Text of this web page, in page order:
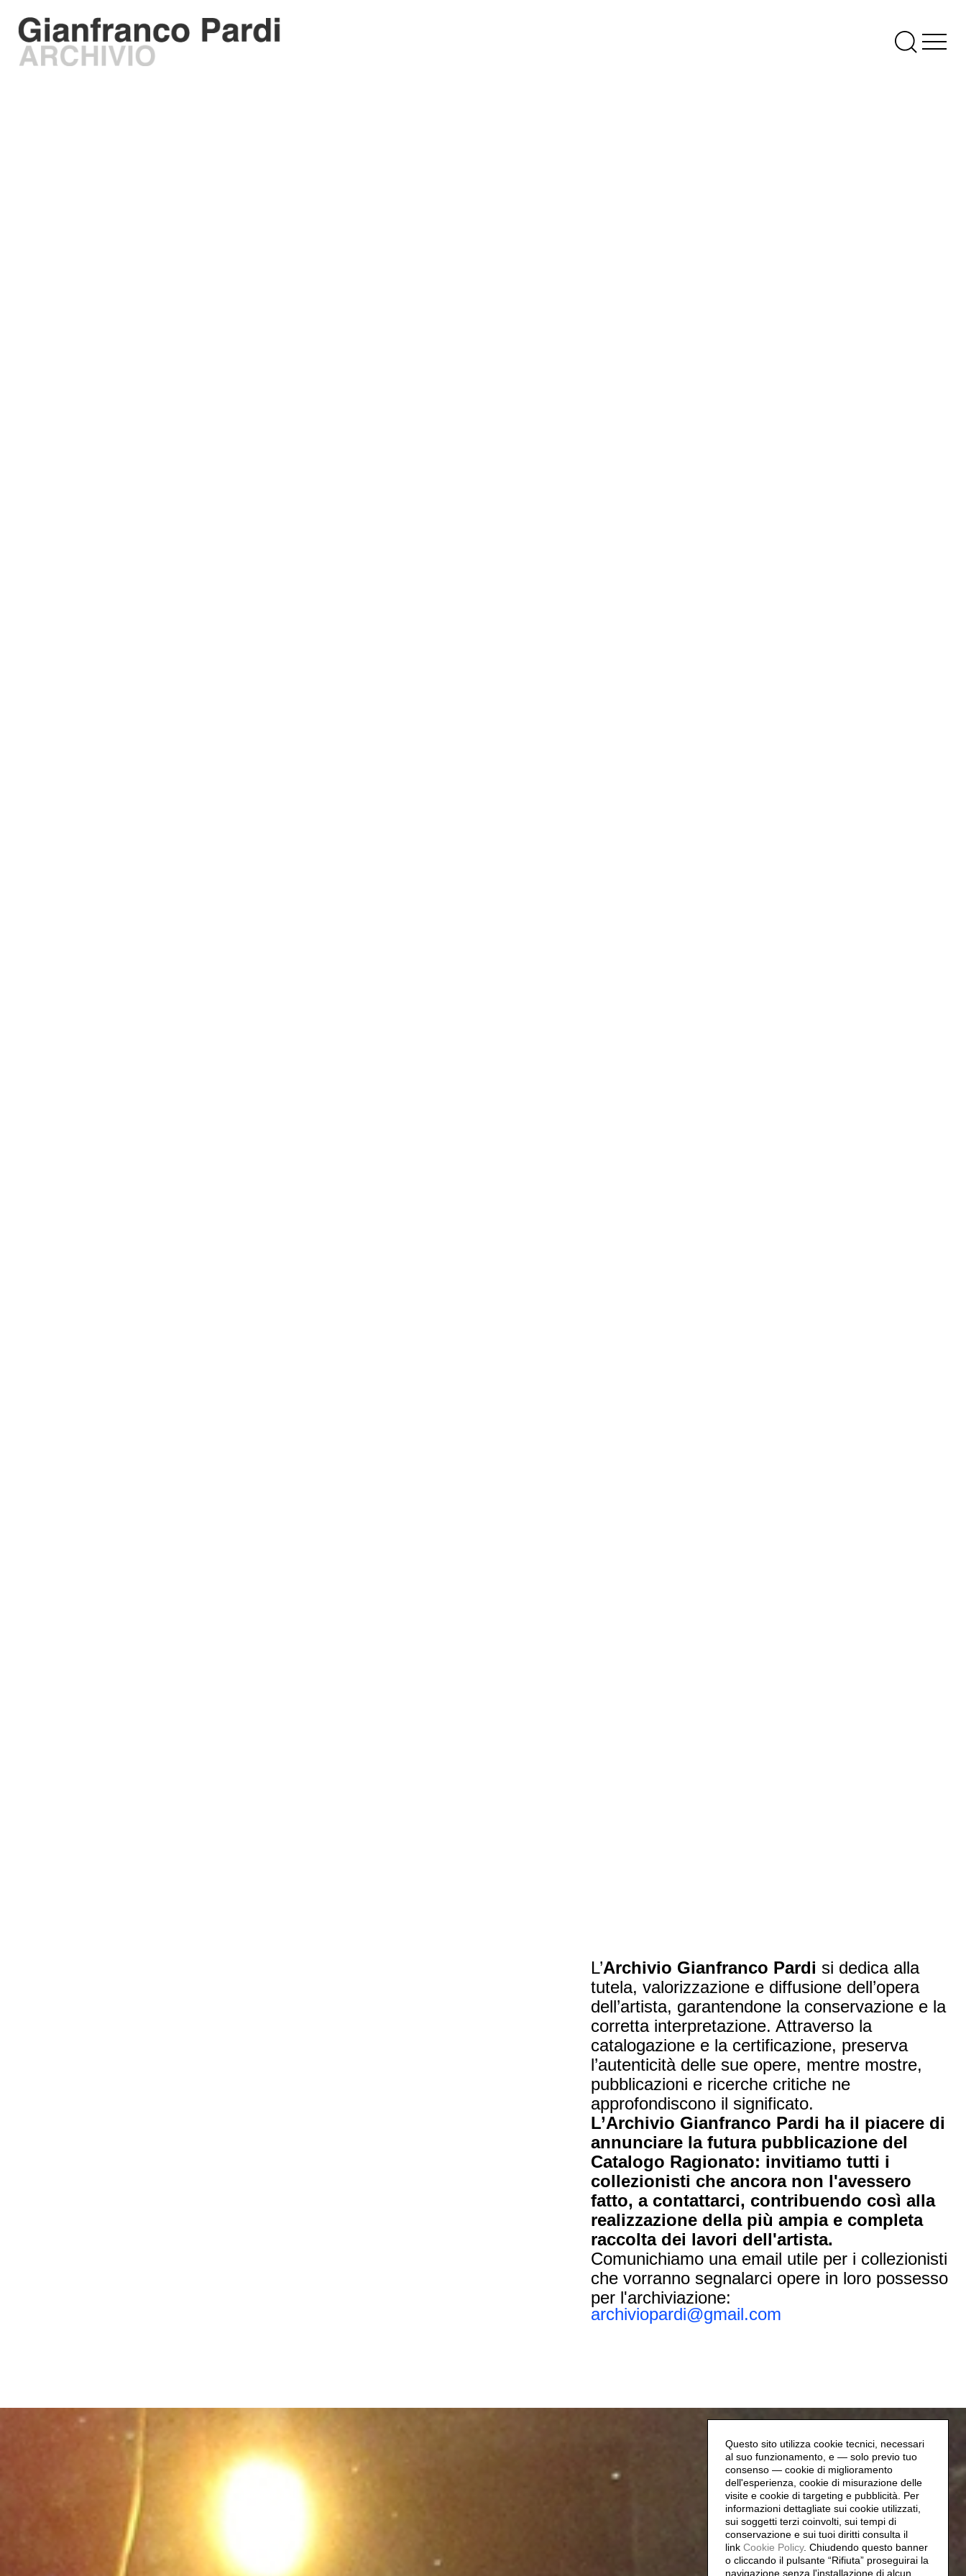
L’Archivio Gianfranco Pardi si dedica alla
tutela, valorizzazione e diffusione dell’opera
dell’artista, garantendone la conservazione e la
corretta interpretazione. Attraverso la
catalogazione e la certificazione, preserva
l’autenticità delle sue opere, mentre mostre,
pubblicazioni e ricerche critiche ne
approfondiscono il significato.
L’Archivio Gianfranco Pardi ha il piacere di
annunciare la futura pubblicazione del
Catalogo Ragionato: invitiamo tutti i
collezionisti che ancora non l'avessero
fatto, a contattarci, contribuendo così alla
realizzazione della più ampia e completa
raccolta dei lavori dell'artista.
Comunichiamo una email utile per i collezionisti
che vorranno segnalarci opere in loro possesso
per l'archiviazione:
archiviopardi@gmail.com
Questo sito utilizza cookie tecnici, necessari
al suo funzionamento, e — solo previo tuo
consenso — cookie di miglioramento
dell'esperienza, cookie di misurazione delle
visite e cookie di targeting e pubblicità. Per
informazioni dettagliate sui cookie utilizzati,
sui soggetti terzi coinvolti, sui tempi di
conservazione e sui tuoi diritti consulta il
link Cookie Policy. Chiudendo questo banner
o cliccando il pulsante “Rifiuta” proseguirai la
navigazione senza l'installazione di alcun